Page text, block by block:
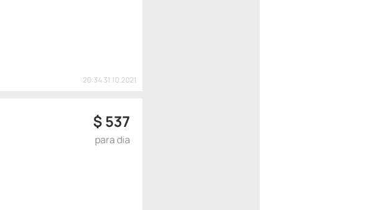
20:34 31.10.2021
$ 537
para dia